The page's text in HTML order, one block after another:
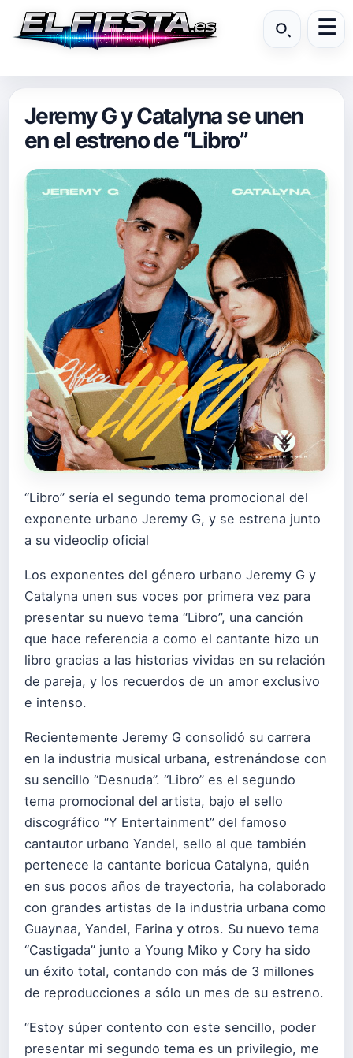
Jeremy G y Catalyna se unen
en el estreno de “Libro”
“Libro” sería el segundo tema promocional del
exponente urbano Jeremy G, y se estrena junto
a su videoclip oficial
Los exponentes del género urbano Jeremy G y
Catalyna unen sus voces por primera vez para
presentar su nuevo tema “Libro”, una canción
que hace referencia a como el cantante hizo un
libro gracias a las historias vividas en su relación
de pareja, y los recuerdos de un amor exclusivo
e intenso.
Recientemente Jeremy G consolidó su carrera
en la industria musical urbana, estrenándose con
su sencillo “Desnuda”. “Libro” es el segundo
tema promocional del artista, bajo el sello
discográfico “Y Entertainment” del famoso
cantautor urbano Yandel, sello al que también
pertenece la cantante boricua Catalyna, quién
en sus pocos años de trayectoria, ha colaborado
con grandes artistas de la industria urbana como
Guaynaa, Yandel, Farina y otros. Su nuevo tema
“Castigada” junto a Young Miko y Cory ha sido
un éxito total, contando con más de 3 millones
de reproducciones a sólo un mes de su estreno.
“Estoy súper contento con este sencillo, poder
presentar mi segundo tema es un privilegio, me